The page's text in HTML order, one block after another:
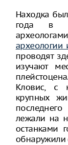
Находка
года в
археологии
проводят
изучают
Кловис, с
крупных
лежали на
останками